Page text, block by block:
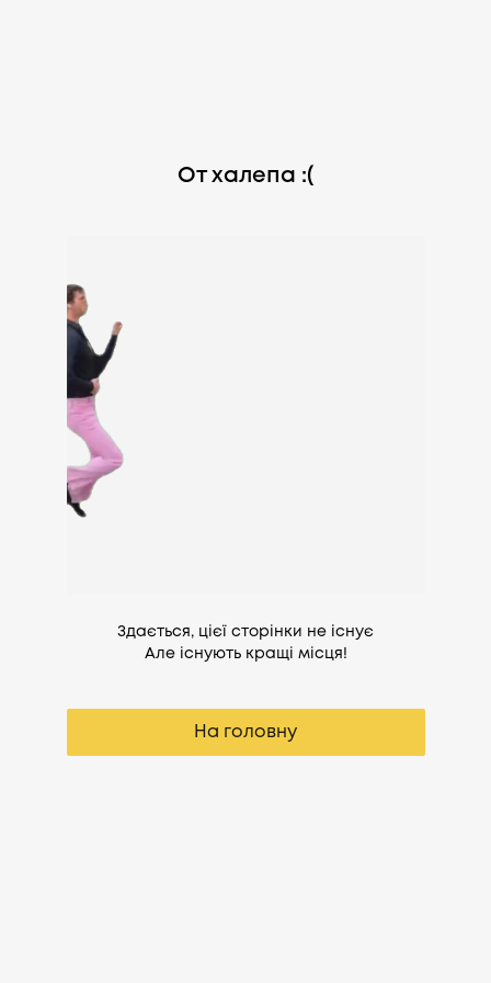
От халепа :(
Здається, цієї сторінки не існує
Але існують кращі місця!
На головну